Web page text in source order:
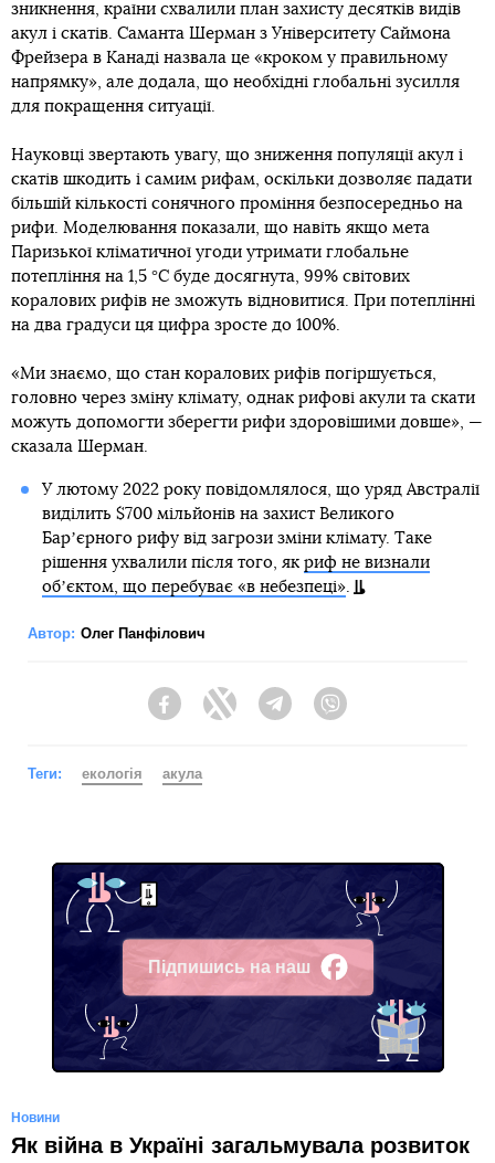
зникнення, країни схвалили план захисту десятків видів
акул і скатів. Саманта Шерман з Університету Саймона
Фрейзера в Канаді назвала це «кроком у правильному
напрямку», але додала, що необхідні глобальні зусилля
для покращення ситуації.
Науковці звертають увагу, що зниження популяції акул і
скатів шкодить і самим рифам, оскільки дозволяє падати
більшій кількості сонячного проміння безпосередньо на
рифи. Моделювання показали, що навіть якщо мета
Паризької кліматичної угоди утримати глобальне
потепління на 1,5 °C буде досягнута, 99% світових
коралових рифів не зможуть відновитися. При потеплінні
на два градуси ця цифра зросте до 100%.
«Ми знаємо, що стан коралових рифів погіршується,
головно через зміну клімату, однак рифові акули та скати
можуть допомогти зберегти рифи здоровішими довше», —
сказала Шерман.
У лютому 2022 року повідомлялося, що уряд Австралії
виділить $700 мільйонів на захист Великого
Барʼєрного рифу від загрози зміни клімату. Таке
рішення ухвалили після того, як риф не визнали
обʼєктом, що перебуває «в небезпеці».
Автор: Олег Панфілович
FacebookTwitter Telegram
Теги: екологія акула
Підпишись на наш
Facebook
Новини
Як війна в Україні загальмувала розвиток